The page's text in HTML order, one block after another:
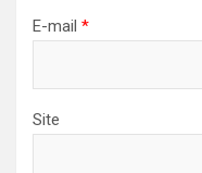
E-mail *
Site